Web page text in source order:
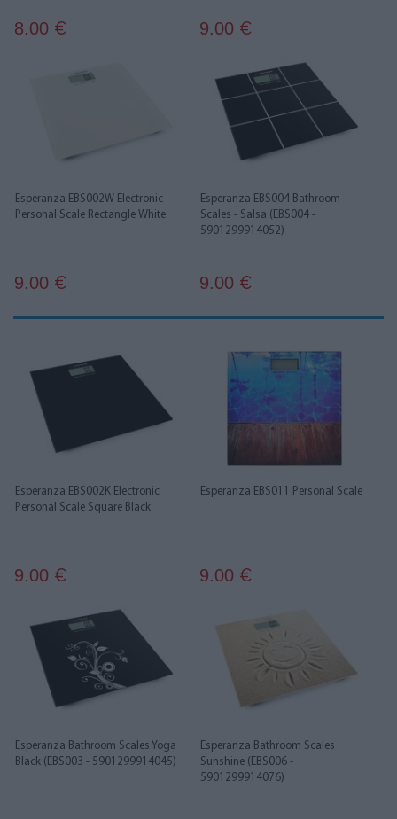
8.00 € 9.00 €
Esperanza EBS002W Electronic
Personal Scale Rectangle White
9.00 €
Esperanza EBS004 Bathroom
Scales - Salsa (EBS004 -
5901299914052)
9.00 €
Esperanza EBS002K Electronic
Personal Scale Square Black
9.00 €
Esperanza EBS011 Personal Scale
9.00 €
Esperanza Bathroom Scales Yoga
Black (EBS003 - 5901299914045)
Esperanza Bathroom Scales
Sunshine (EBS006 -
5901299914076)